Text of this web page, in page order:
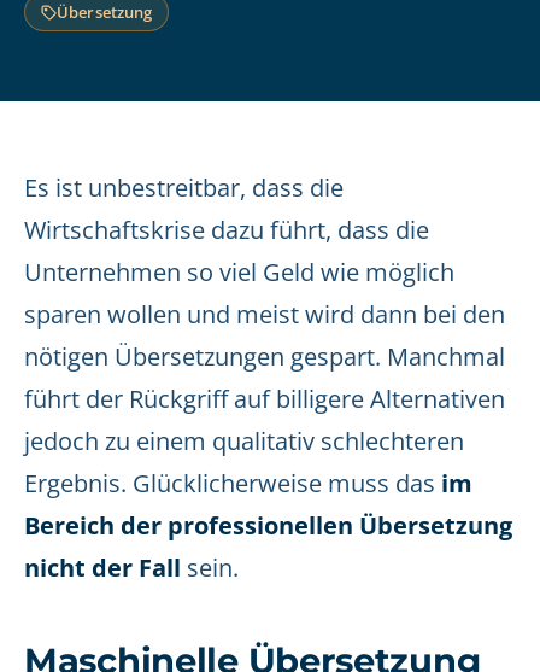
Übersetzung
Es ist unbestreitbar, dass die
Wirtschaftskrise dazu führt, dass die
Unternehmen so viel Geld wie möglich
sparen wollen und meist wird dann bei den
nötigen Übersetzungen gespart. Manchmal
führt der Rückgriff auf billigere Alternativen
jedoch zu einem qualitativ schlechteren
Ergebnis. Glücklicherweise muss das im
Bereich der professionellen Übersetzung
nicht der Fall sein.
Maschinelle Übersetzung